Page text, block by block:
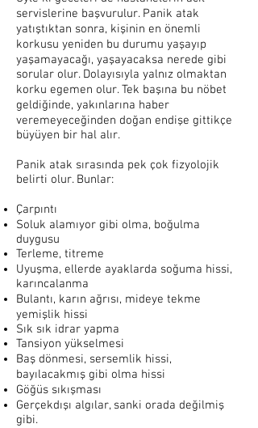
servislerine başvurulur. Panik atak
yatıştıktan sonra, kişinin en önemli
korkusu yeniden bu durumu yaşayıp
yaşamayacağı, yaşayacaksa nerede gibi
sorular olur. Dolayısıyla yalnız olmaktan
korku egemen olur. Tek başına bu nöbet
geldiğinde, yakınlarına haber
veremeyeceğinden doğan endişe gittikçe
büyüyen bir hal alır.
Panik atak sırasında pek çok fizyolojik
belirti olur. Bunlar:
Çarpıntı
Soluk alamıyor gibi olma, boğulma
duygusu
Terleme, titreme
Uyuşma, ellerde ayaklarda soğuma hissi,
karıncalanma
Bulantı, karın ağrısı, mideye tekme
yemişlik hissi
Sık sık idrar yapma
Tansiyon yükselmesi
Baş dönmesi, sersemlik hissi,
bayılacakmış gibi olma hissi
Göğüs sıkışması
Gerçekdışı algılar, sanki orada değilmiş
gibi.